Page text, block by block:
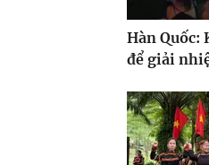
Hàn Quốc:
để giải